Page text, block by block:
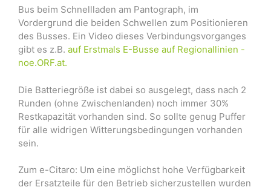
Bus beim Schnellladen am Pantograph, im
Vordergrund die beiden Schwellen zum Positionieren
des Busses. Ein Video dieses Verbindungsvorganges
gibt es z.B. auf Erstmals E-Busse auf Regionallinien -
noe.ORF.at.
Die Batteriegröße ist dabei so ausgelegt, dass nach 2
Runden (ohne Zwischenlanden) noch immer 30%
Restkapazität vorhanden sind. So sollte genug Puffer
für alle widrigen Witterungsbedingungen vorhanden
sein.
Zum e-Citaro: Um eine möglichst hohe Verfügbarkeit
der Ersatzteile für den Betrieb sicherzustellen wurden